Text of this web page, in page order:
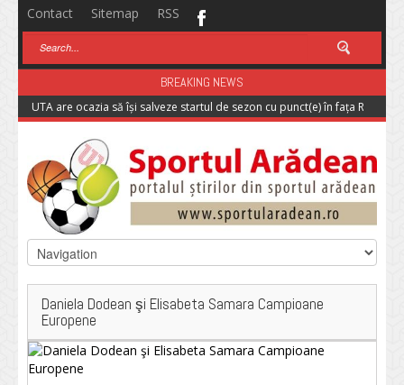
Contact Sitemap RSS
BREAKING NEWS
UTA are ocazia să își salveze startul de sezon cu punct(e) în fața
Daniela Dodean şi Elisabeta Samara Campioane
Europene